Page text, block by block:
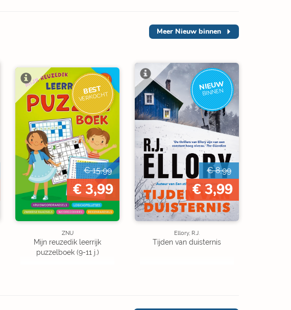
Meer Nieuw binnen
BEST
VERKOCHT
€ 15,99
€ 3,99
ZNU
Mijn reuzedik leerrijk
puzzelboek (9-11 j.)
NIEUW
BINNEN
€ 8,99
€ 3,99
Ellory, R.J.
Tijden van duisternis